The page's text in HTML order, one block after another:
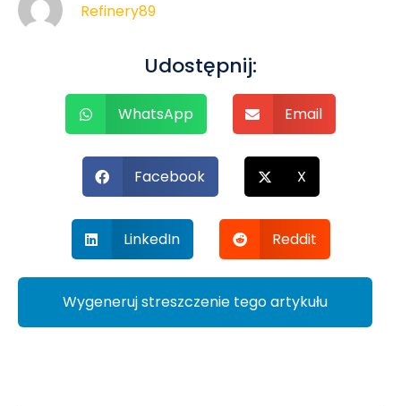
Refinery89
Udostępnij:
WhatsApp Email
Facebook X
LinkedIn Reddit
Wygeneruj streszczenie tego artykułu